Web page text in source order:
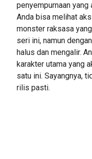
penyempurnaan
Anda bisa melihat
monster raksasa
seri ini, namun
halus dan mengalir.
karakter utama yang
satu ini. Sayangnya,
rilis pasti.